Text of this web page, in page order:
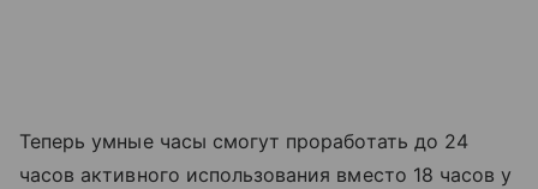
Теперь умные часы смогут проработать до 24
часов активного использования вместо 18 часов у